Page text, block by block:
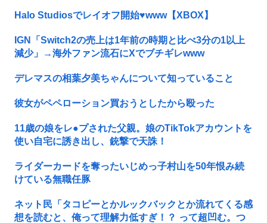
Halo Studiosでレイオフ開始♥www【XBOX】
IGN「Switch2の売上は1年前の時期と比べ3分の1以上
減少」→海外ファン流石にXでブチギレwww
デレマスの相葉夕美ちゃんについて知っていること
彼女がペペローション買おうとしたから殴った
11歳の娘をレ●プされた父親。娘のTikTokアカウントを
使い自宅に誘き出し、銃撃で天誅！
ライダーカードを奪ったいじめっ子村山を50年恨み続
けている無職任豚
ネット民「タコピーとかルックバックとか流れてくる感
想を読むと、俺って理解力低すぎ！？ って超凹む。つ